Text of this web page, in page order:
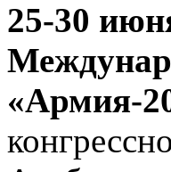
25-30
«Армия-